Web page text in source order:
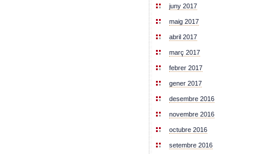
juny 2017
maig 2017
abril 2017
març 2017
febrer 2017
gener 2017
desembre 2016
novembre 2016
octubre 2016
setembre 2016